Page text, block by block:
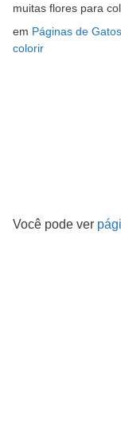
muitas flores para
em Páginas de
colorir
Você pode ver